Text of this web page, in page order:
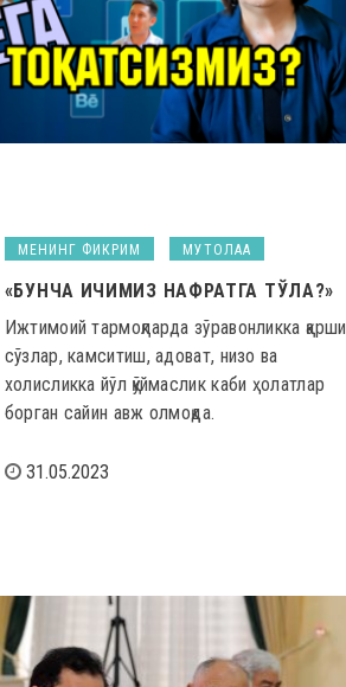
МЕНИНГ ФИКРИМ МУТОЛАА
«БУНЧА ИЧИМИЗ НАФРАТГА ТЎЛА?»
Ижтимоий тармоқларда зўравонликка қарши
сўзлар, камситиш, адоват, низо ва
холисликка йўл қўймаслик каби ҳолатлар
борган сайин авж олмоқда.
31.05.2023